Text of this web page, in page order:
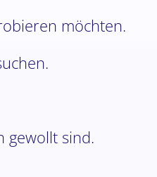
möchten.
gewollt sind.